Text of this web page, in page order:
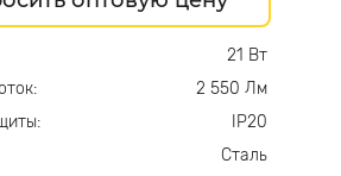
21 Вт
2 550 Лм
IP20
Сталь